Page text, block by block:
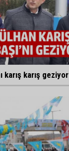
karış karış geziyor